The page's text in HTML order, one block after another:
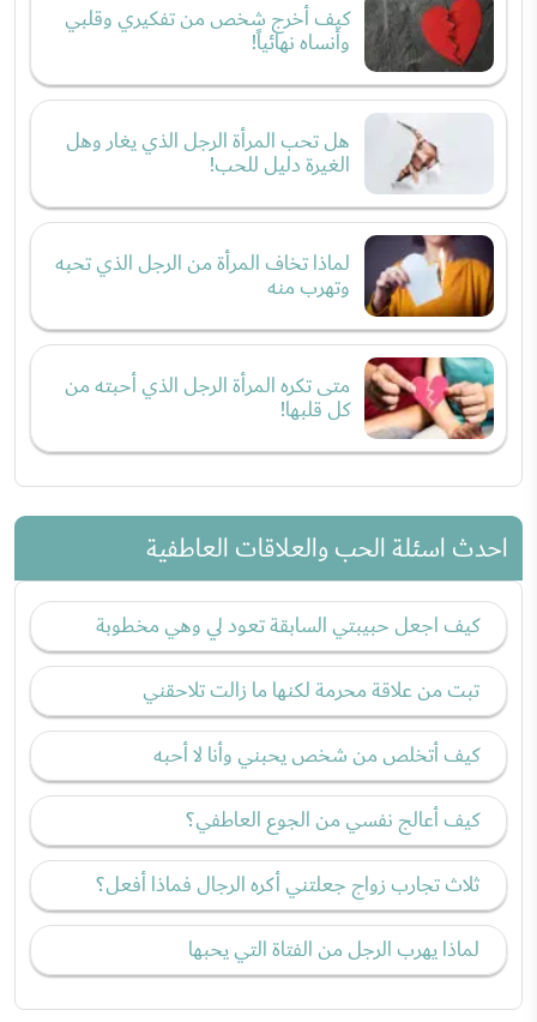
كيف أخرج شخص من تفكيري وقلبي
وأنساه نهائياً!
هل تحب المرأة الرجل الذي يغار وهل
الغيرة دليل للحب!
لماذا تخاف المرأة من الرجل الذي تحبه
وتهرب منه
متى تكره المرأة الرجل الذي أحبته من
كل قلبها!
احدث اسئلة الحب والعلاقات العاطفية
كيف اجعل حبيبتي السابقة تعود لي وهي مخطوبة
تبت من علاقة محرمة لكنها ما زالت تلاحقني
كيف أتخلص من شخص يحبني وأنا لا أحبه
كيف أعالج نفسي من الجوع العاطفي؟
ثلاث تجارب زواج جعلتني أكره الرجال فماذا أفعل؟
لماذا يهرب الرجل من الفتاة التي يحبها